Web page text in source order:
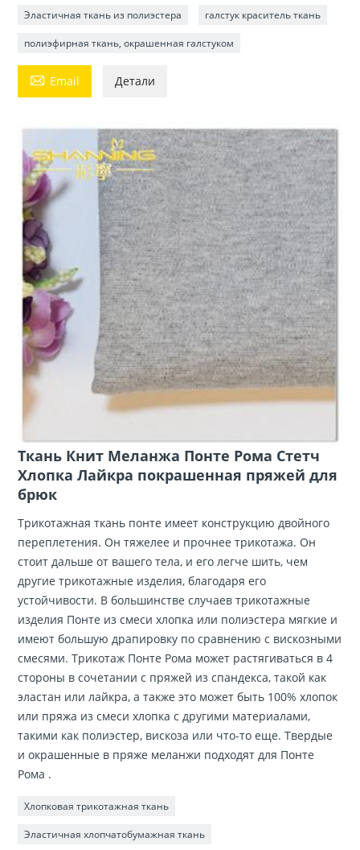
Эластичная ткань из полиэстера галстук краситель ткань
полиэфирная ткань, окрашенная галстуком
 Email Детали
Ткань Книт Меланжа Понте Рома Стетч
Хлопка Лайкра покрашенная пряжей для
брюк
Трикотажная ткань понте имеет конструкцию двойного
переплетения. Он тяжелее и прочнее трикотажа. Он
стоит дальше от вашего тела, и его легче шить, чем
другие трикотажные изделия, благодаря его
устойчивости. В большинстве случаев трикотажные
изделия Понте из смеси хлопка или полиэстера мягкие и
имеют большую драпировку по сравнению с вискозными
смесями. Трикотаж Понте Рома может растягиваться в 4
стороны в сочетании с пряжей из спандекса, такой как
эластан или лайкра, а также это может быть 100% хлопок
или пряжа из смеси хлопка с другими материалами,
такими как полиэстер, вискоза или что-то еще. Твердые
и окрашенные в пряже меланжи подходят для Понте
Рома .
Хлопковая трикотажная ткань
Эластичная хлопчатобумажная ткань